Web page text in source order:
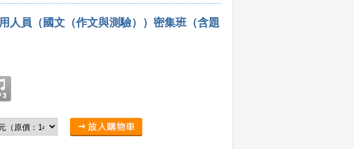
人員（國文（作文與測驗））密集班（含題